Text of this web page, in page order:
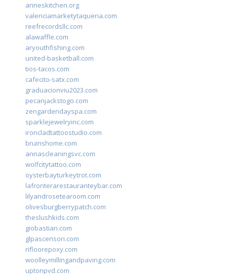
anneskitchen.org
valenciamarketytaqueria.com
reefrecordsllc.com
alawaffle.com
aryouthfishing.com
united-basketball.com
tios-tacos.com
cafecito-satx.com
graduacionviu2023.com
pecanjackstogo.com
zengardendayspa.com
sparklejewelryinc.com
ironcladtattoostudio.com
bruinshome.com
annascleaningsvc.com
wolfcitytattoo.com
oysterbayturkeytrot.com
lafronterarestauranteybar.com
lilyandrosetearoom.com
olivesburgberrypatch.com
theslushkids.com
giobastian.com
glpascensori.com
rifloorepoxy.com
woolleymillingandpaving.com
uptonpvd.com